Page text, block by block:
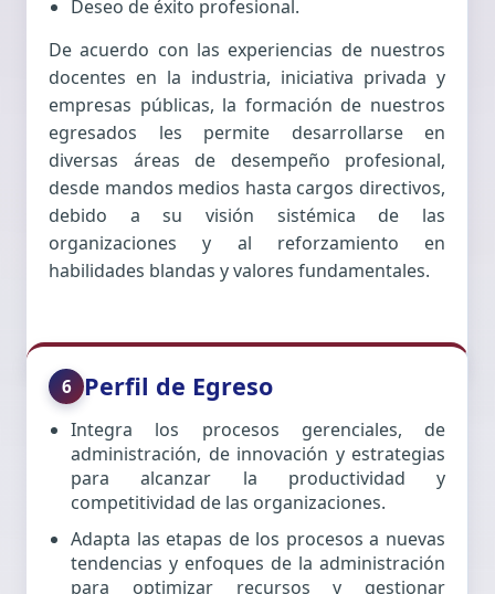
Deseo de éxito profesional.
De acuerdo con las experiencias de nuestros
docentes en la industria, iniciativa privada y
empresas públicas, la formación de nuestros
egresados les permite desarrollarse en
diversas áreas de desempeño profesional,
desde mandos medios hasta cargos directivos,
debido a su visión sistémica de las
organizaciones y al reforzamiento en
habilidades blandas y valores fundamentales.
6 Perfil de Egreso
Integra los procesos gerenciales, de
administración, de innovación y estrategias
para alcanzar la productividad y
competitividad de las organizaciones.
Adapta las etapas de los procesos a nuevas
tendencias y enfoques de la administración
para optimizar recursos y gestionar